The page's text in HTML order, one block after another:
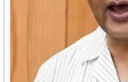
बिलावल भुट्टो द्वारा
बयान पर भारत के